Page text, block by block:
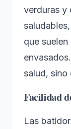
verduras y
que
salud, sino
Facilidad
Las